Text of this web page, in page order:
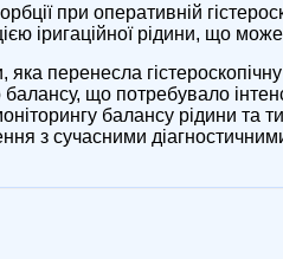
при оперативній
іригаційної рідини, що
яка перенесла
балансу, що потребувало
балансу рідини та
з сучасними